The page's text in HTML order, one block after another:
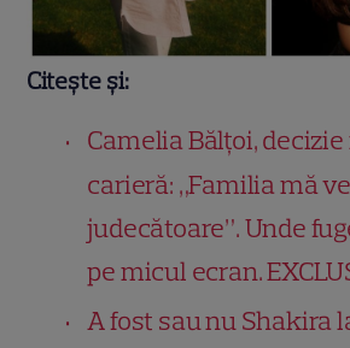
Citește și:
Camelia Bălțoi,
carieră: „Familia mă
judecătoare”. Unde
pe micul ecran.
A fost sau nu Shakira